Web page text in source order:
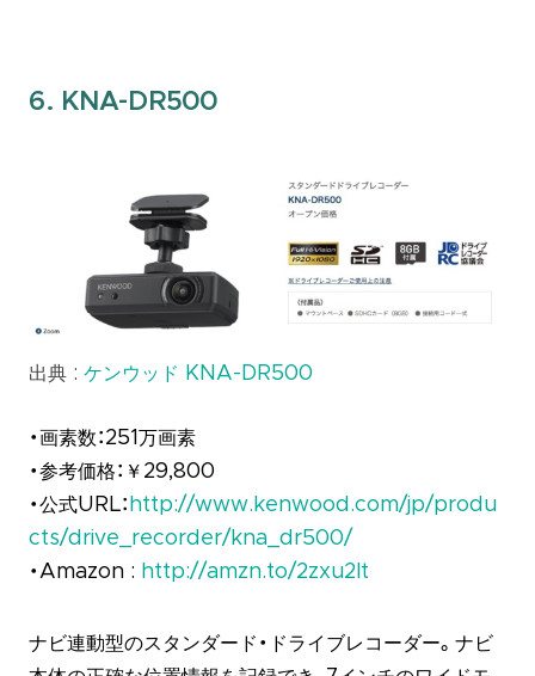
6. KNA-DR500
出典 : ケンウッド KNA-DR500
・画素数：251万画素
・参考価格：￥29,800
・公式URL： http://www.kenwood.com/jp/produ
cts/drive_recorder/kna_dr500/
・Amazon : http://amzn.to/2zxu2lt
ナビ連動型のスタンダード・ドライブレコーダー。ナビ